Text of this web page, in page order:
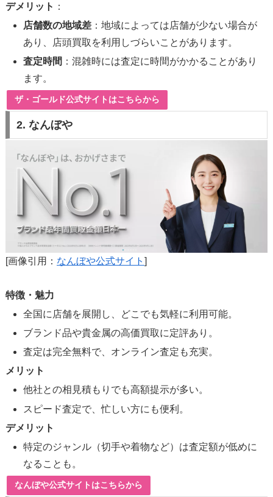
デメリット ：
店舗数の地域差 ：地域によっては店舗が少ない場合が
あり、店頭買取を利用しづらいことがあります。
査定時間 ：混雑時には査定に時間がかかることがあり
ます。
ザ・ゴールド公式サイトはこちらから
2. なんぼや
[画像引用： なんぼや公式サイト ]
特徴・魅力
全国に店舗を展開し、どこでも気軽に利用可能。
ブランド品や貴金属の高価買取に定評あり。
査定は完全無料で、オンライン査定も充実。
メリット
他社との相見積もりでも高額提示が多い。
スピード査定で、忙しい方にも便利。
デメリット
特定のジャンル（切手や着物など）は査定額が低めに
なることも。
なんぼや公式サイトはこちらから